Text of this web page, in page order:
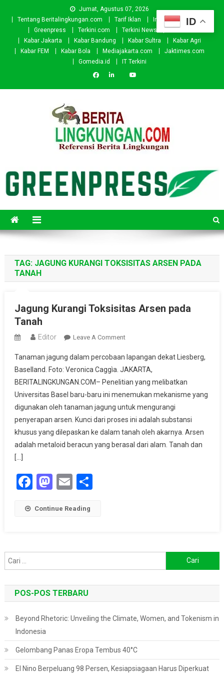
Jumat, Agustus 07, 2026
Tentang Beritalingkungan.com
Tarif Iklan Investor
Donasi
Greenpress
Terkini.com Terkini News
Kabar.id
Kabar Jakarta
Kabar Bandung Kabar Sultra
Kabar Agri
Kabar FEM
Kabar Bola Mediajakarta.com
Jaktimes.com
Gomedia.id
IT Terkini
TAG: JAGUNG KURANGI TOKSISITAS ARSEN PADA
TANAH
Jagung Kurangi Toksisitas Arsen pada
Tanah
Editor Leave A CommentOn
Kurangi
Toksisitas
Arsen
Pada
Tanah
Tanaman jagung dalam percobaan lapangan dekat Liesberg,
Baselland. Foto: Veronica Caggìa. JAKARTA,
BERITALINGKUNGAN.COM– Penelitian yang melibatkan
Universitas Basel baru-baru ini menemukan mekanisme yang
digunakan oleh tanaman jagung untuk mengurangi
penyerapan arsen. Kunci dari proses ini adalah substansi
khusus yang dilepaskan ke dalam tanah oleh akarnya. Arsen
adalah metaloid beracun yang berasal dari alam. Tanah dan
[…]
Facebook
Mastodon
EmailShare
Continue Reading
untuk:
POS-POS TERBARU
Beyond Rhetoric: Unveiling the Climate, Women, and Tokenism in
Indonesia
Gelombang Panas Eropa Tembus 40°C
El Nino Berpeluang 98 Persen, Kesiapsiagaan Harus Diperkuat
ID